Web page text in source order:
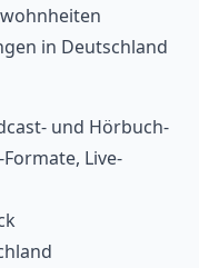
in Deutschland
und Hörbuch-
Live-